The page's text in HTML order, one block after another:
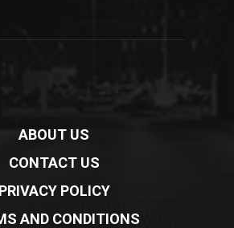
ABOUT US
CONTACT US
PRIVACY POLICY
AND CONDITIONS